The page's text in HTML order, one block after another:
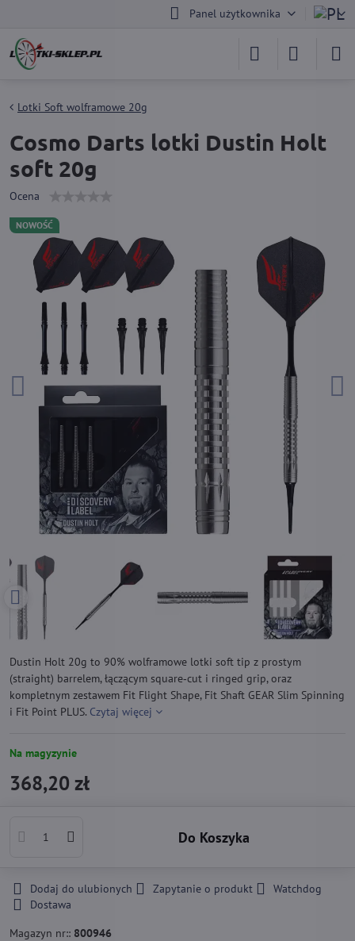
Panel użytkownika
NOWOŚĆ
Lotki Soft wolframowe 20g
Cosmo Darts lotki Dustin Holt
soft 20g
Ocena
Dustin Holt 20g to 90% wolframowe lotki soft tip z prostym
(straight) barrelem, łączącym square‑cut i ringed grip, oraz
kompletnym zestawem Fit Flight Shape, Fit Shaft GEAR Slim Spinning
i Fit Point PLUS. Czytaj więcej
Na magyzynie
368,20 zł
Do Koszyka
Dodaj do ulubionych Zapytanie o produkt
Watchdog
Dostawa
Magazyn nr:: 800946